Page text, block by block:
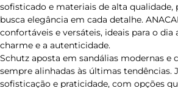
sofisticado e materiais de alta qualidade,
busca elegância em cada detalhe.
confortáveis e versáteis, ideais para o dia
charme e a autenticidade.
Schutz aposta em sandálias modernas e
sempre alinhadas às últimas tendências.
sofisticação e praticidade, com opções